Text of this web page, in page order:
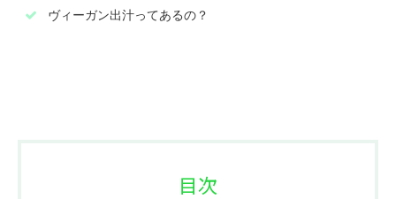
ヴィーガン出汁ってあるの？
目次